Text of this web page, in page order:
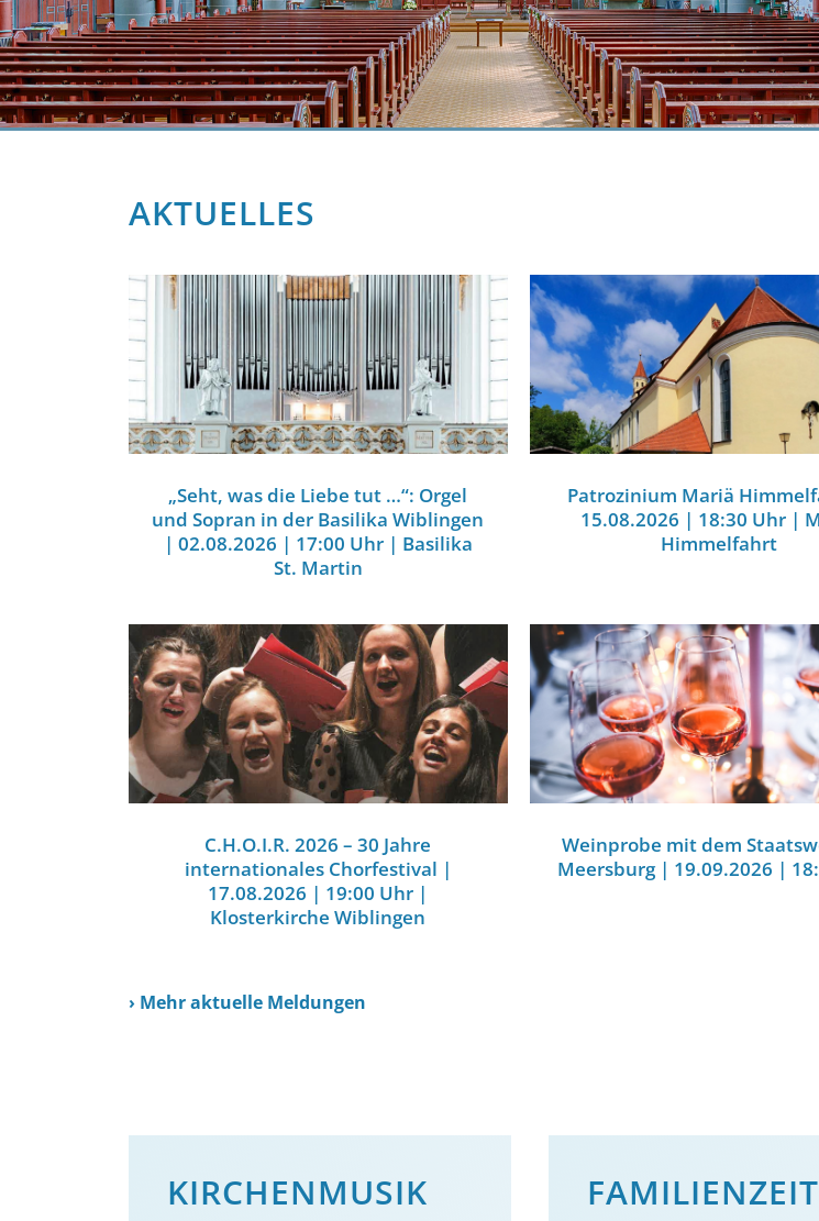
AKTUELLES
„Seht, was die Liebe tut …“: Orgel
und Sopran in der Basilika Wiblingen
| 02.08.2026 | 17:00 Uhr | Basilika
St. Martin
Patrozinium Mariä
15.08.2026 | 18:30 Uhr |
Himmelfahrt
C.H.O.I.R. 2026 – 30 Jahre
internationales Chorfestival |
17.08.2026 | 19:00 Uhr |
Klosterkirche Wiblingen
Weinprobe mit dem
Meersburg | 19.09.2026 |
› Mehr aktuelle Meldungen
KIRCHENMUSIK FAMILIENZEIT